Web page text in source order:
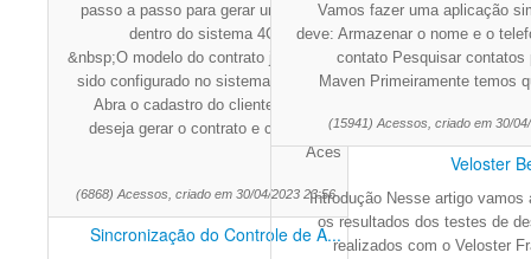
passo a passo para gerar um contrato
dentro do sistema 4Gym. Obs:
&nbsp;O modelo do contrato já deve ter
sido configurado no sistema. &nbsp;1.
Abra o cadastro do cliente que você
deseja gerar o contrato e clique em "
Aces
(6868) Acessos, criado em 30/04/2023 23:56
Sincronização do Controle de A...
Vamos fazer uma aplicação
deve: Armazenar o nome e o
contato Pesquisar contatos
Maven Primeiramente temos
(15941) Acessos, criado em 30/
Veloster
Introdução Nesse artigo vamos
os resultados dos testes de
realizados com o Veloster